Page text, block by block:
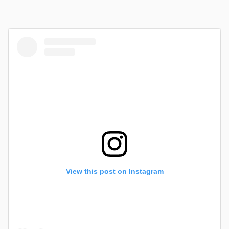
View this post on Instagram